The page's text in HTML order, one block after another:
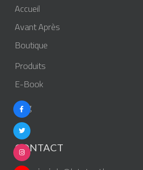
Accueil
Avant Après
Boutique
Produits
E-Book
Blog
CONTACT